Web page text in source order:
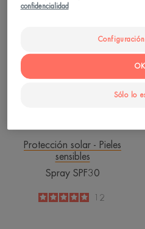
Protección solar - Pieles
sensibles
Spray SPF30
5/512
confidencialidad
Sólo lo
OK